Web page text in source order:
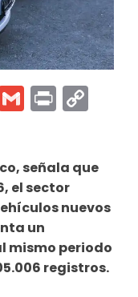
Gmail
Print
señala que
el sector
nuevos
un
mismo periodo
registros.